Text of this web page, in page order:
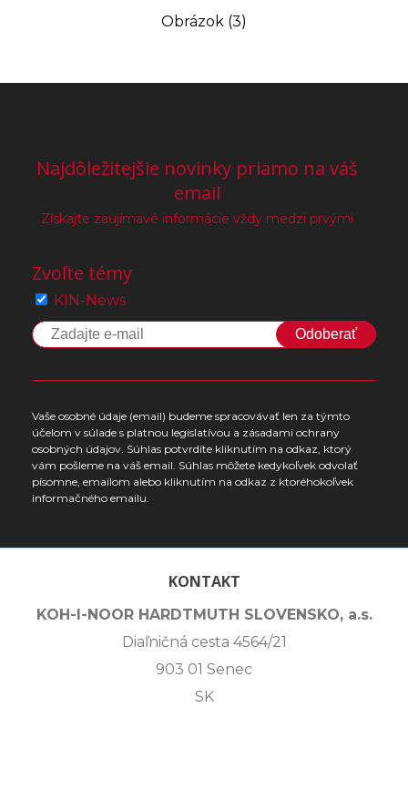
Obrázok (3)
Najdôležitejšie novinky priamo na váš
email
Získajte zaujímavé informácie vždy medzi prvými
Zvoľte témy
KIN-News
Odoberať
Vaše osobné údaje (email) budeme spracovávať len za týmto
účelom v súlade s platnou legislatívou a zásadami ochrany
osobných údajov. Súhlas potvrdíte kliknutím na odkaz, ktorý
vám pošleme na váš email. Súhlas môžete kedykoľvek odvolať
písomne, emailom alebo kliknutím na odkaz z ktoréhokoľvek
informačného emailu.
KONTAKT
KOH-I-NOOR HARDTMUTH SLOVENSKO, a.s.
Diaľničná cesta 4564/21
903 01 Senec
SK